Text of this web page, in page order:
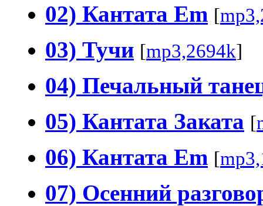
02) Кантата Em [
03) Тучи [mp3,2694k]
04) Печальный
05) Кантата Заката [
06) Кантата Em [
07) Осенний